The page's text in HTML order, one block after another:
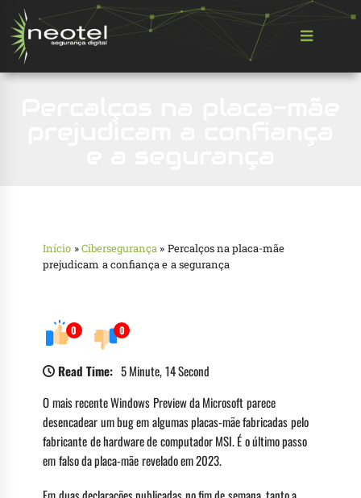
Início »Cibersegurança » Percalços na placa-mãe
prejudicam a confiança e a segurança
0 0
Read Time: 5 Minute, 14 Second
O mais recente Windows Preview da Microsoft parece
desencadear um bug em algumas placas-mãe fabricadas pelo
fabricante de hardware de computador MSI. É o último passo
em falso da placa-mãe revelado em 2023.
Em duas declarações publicadas no fim de semana, tanto a